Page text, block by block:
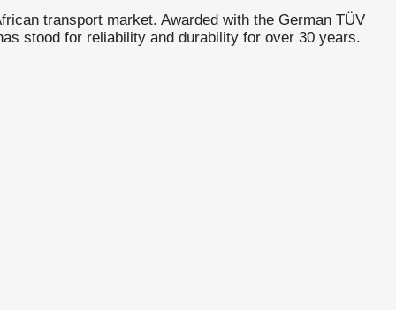
transport market. Awarded with the German TÜV
stood for reliability and durability for over 30 years.